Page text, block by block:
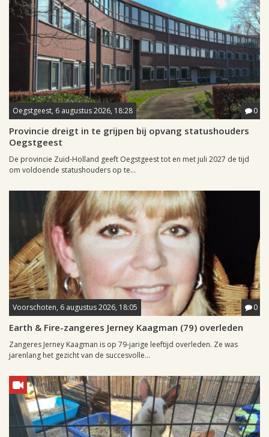
Oegstgeest, 6 augustus 2026, 18:28 0
Provincie dreigt in te grijpen bij opvang statushouders
Oegstgeest
De provincie Zuid-Holland geeft Oegstgeest tot en met juli 2027 de tijd
om voldoende statushouders op te...
Voorschoten, 6 augustus 2026, 18:05 0
Earth & Fire-zangeres Jerney Kaagman (79) overleden
Zangeres Jerney Kaagman is op 79-jarige leeftijd overleden. Ze was
jarenlang het gezicht van de succesvolle...